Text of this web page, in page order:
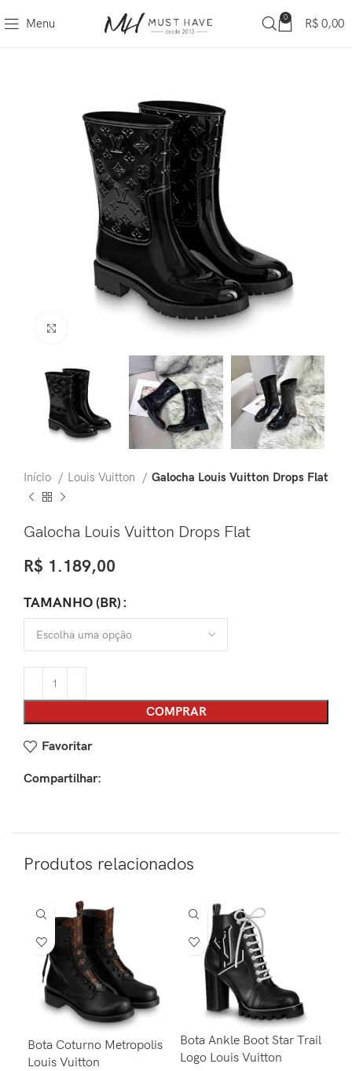
Menu 0 R$ 0,00
Clique para ampliar
Início Louis Vuitton Galocha Louis Vuitton Drops Flat
Galocha Louis Vuitton Drops Flat
R$ 1.189,00
TAMANHO (BR)
COMPRAR
Favoritar
Compartilhar:
Produtos relacionados
Bota Coturno Metropolis
Louis Vuitton
Bota Ankle Boot Star Trail
Logo Louis Vuitton